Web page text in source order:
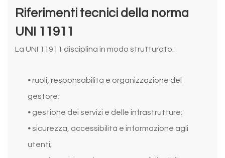
Riferimenti tecnici della norma
UNI 11911
La UNI 11911 disciplina in modo strutturato:
•ruoli, responsabilità e organizzazione del
gestore;
• gestione dei servizi e delle infrastrutture;
•sicurezza, accessibilità e informazione agli
utenti;